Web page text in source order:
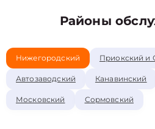
Районы
Нижегородский Приокский и
Автозаводский Канавинский
Московский Сормовский